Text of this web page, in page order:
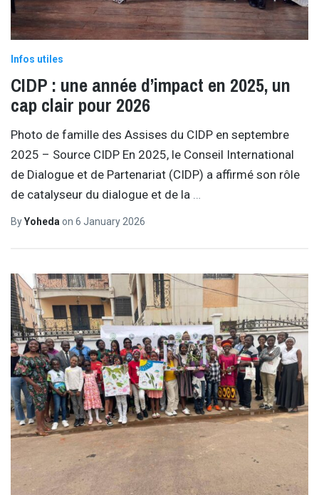
Infos utiles
CIDP : une année d’impact en 2025, un
cap clair pour 2026
Photo de famille des Assises du CIDP en septembre
2025 – Source CIDP En 2025, le Conseil International
de Dialogue et de Partenariat (CIDP) a affirmé son rôle
de catalyseur du dialogue et de la
ByYohedaon 6 January 2026